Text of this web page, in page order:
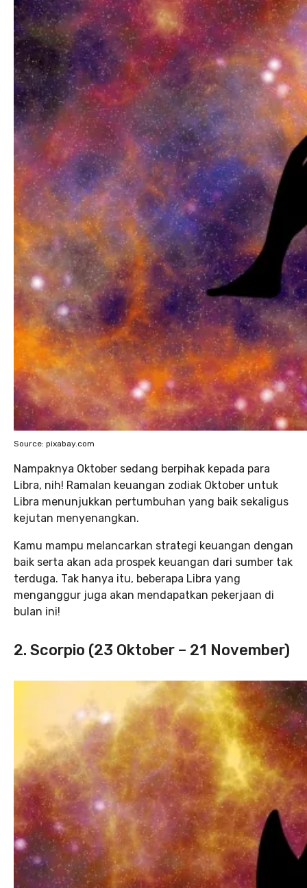
Source: pixabay.com
Nampaknya Oktober sedang berpihak kepada para
Libra, nih! Ramalan keuangan zodiak Oktober untuk
Libra menunjukkan pertumbuhan yang baik sekaligus
kejutan menyenangkan.
Kamu mampu melancarkan strategi keuangan dengan
baik serta akan ada prospek keuangan dari sumber tak
terduga. Tak hanya itu, beberapa Libra yang
menganggur juga akan mendapatkan pekerjaan di
bulan ini!
2. Scorpio (23 Oktober – 21 November)